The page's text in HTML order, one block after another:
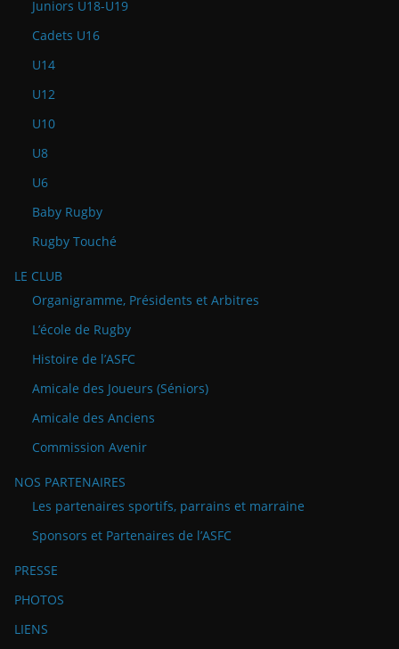
Juniors U18-U19
Cadets U16
U14
U12
U10
U8
U6
Baby Rugby
Rugby Touché
LE CLUB
Organigramme, Présidents et Arbitres
L’école de Rugby
Histoire de l’ASFC
Amicale des Joueurs (Séniors)
Amicale des Anciens
Commission Avenir
NOS PARTENAIRES
Les partenaires sportifs, parrains et marraine
Sponsors et Partenaires de l’ASFC
PRESSE
PHOTOS
LIENS